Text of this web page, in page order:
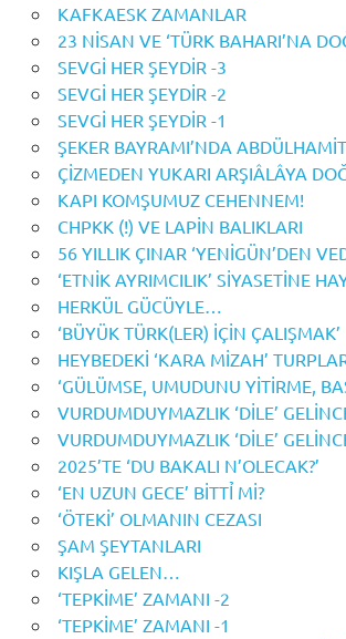
KAFKAESK ZAMANLAR
23 NİSAN VE ‘TÜRK BAHARI’NA
SEVGİ HER ŞEYDİR -3
SEVGİ HER ŞEYDİR -2
SEVGİ HER ŞEYDİR -1
ŞEKER BAYRAMI’NDA
ÇİZMEDEN YUKARI ARŞIÂLÂYA
KAPI KOMŞUMUZ CEHENNEM!
CHPKK (!) VE LAPİN BALIKLARI
56 YILLIK ÇINAR ‘YENİGÜN’DEN
‘ETNİK AYRIMCILIK’ SİYASETİNE
HERKÜL GÜCÜYLE…
‘BÜYÜK TÜRK(LER) İÇİN ÇALIŞMAK’
HEYBEDEKİ ‘KARA MİZAH’
‘GÜLÜMSE, UMUDUNU YİTİRME,
VURDUMDUYMAZLIK ‘DİLE’
VURDUMDUYMAZLIK ‘DİLE’
2025’TE ‘DU BAKALI N’OLECAK?’
‘EN UZUN GECE’ BİTTỈ Mİ?
‘ÖTEKİ’ OLMANIN CEZASI
ŞAM ŞEYTANLARI
KIŞLA GELEN…
‘TEPKİME’ ZAMANI -2
‘TEPKİME’ ZAMANI -1